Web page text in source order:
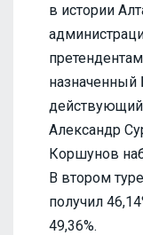
в истории
Александр
Коршунов
В втором
получил
49,36%.